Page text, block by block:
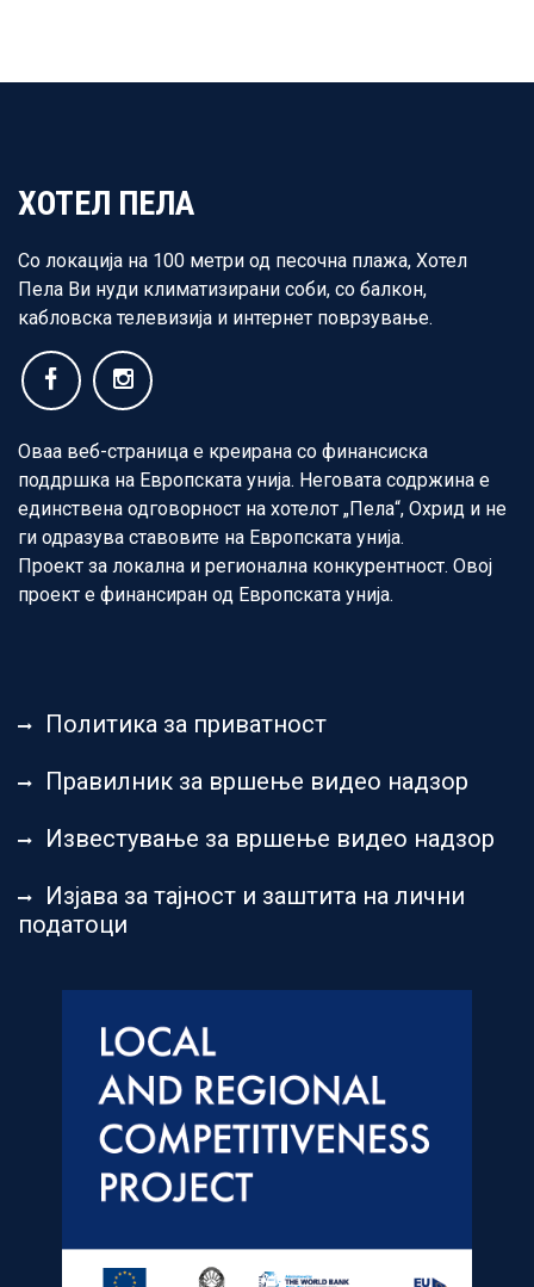
ХОТЕЛ ПЕЛА
Со локација на 100 метри од песочна плажа, Хотел
Пела Ви нуди климатизирани соби, со балкон,
кабловска телевизија и интернет поврзување.
Оваа веб-страница е креирана со финансиска
поддршка на Европската унија. Неговата содржина е
единствена одговорност на хотелот „Пела“, Охрид и не
ги одразува ставовите на Европската унија.
Проект за локална и регионална конкурентност. Овој
проект е финансиран од Европската унија.
Политика за приватност
Правилник за вршење видео надзор
Известување за вршење видео надзор
Изјава за тајност и заштита на лични
податоци